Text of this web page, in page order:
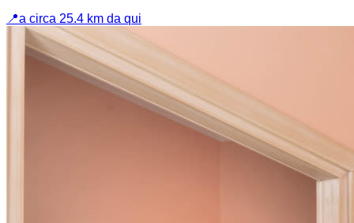
📍a circa 25.4 km da qui